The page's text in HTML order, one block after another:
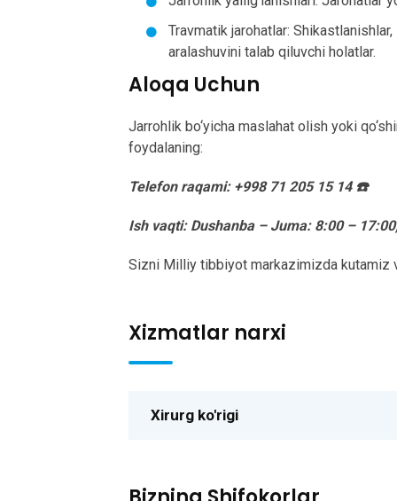
Travmatik jarohatlar:
aralashuvini talab qiluvchi holatlar.
Aloqa Uchun
Jarrohlik bo‘yicha maslahat olish yoki
foydalaning:
Telefon raqami: +998 71 205 15 14 ☎️
Ish vaqti: Dushanba – Juma: 8:00 –
Sizni Milliy tibbiyot markazimizda kutamiz
Xizmatlar narxi
Xirurg ko'rigi